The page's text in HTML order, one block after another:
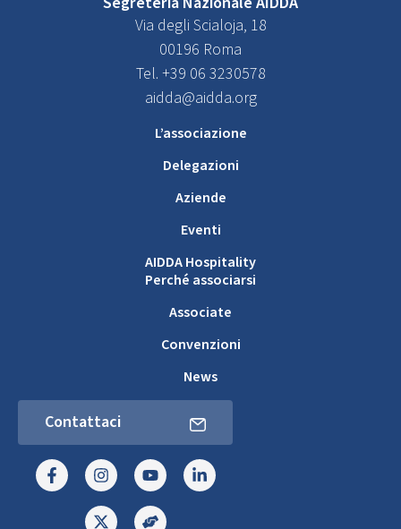
Via degli Scialoja, 18
00196 Roma
Tel. +39 06 3230578
aidda@aidda.org
L’associazione
Delegazioni
Aziende
Eventi
AIDDA Hospitality
Perché associarsi
Associate
Convenzioni
News
Contattaci